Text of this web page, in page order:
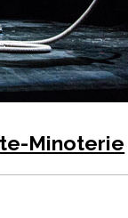
Minoterie